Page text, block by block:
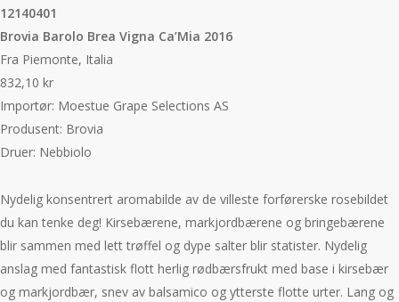
12140401
Brovia Barolo Brea Vigna Ca’Mia 2016
Fra Piemonte, Italia
832,10 kr
Importør: Moestue Grape Selections AS
Produsent: Brovia
Druer: Nebbiolo
Nydelig konsentrert aromabilde av de villeste forførerske rosebildet
du kan tenke deg! Kirsebærene, markjordbærene og bringebærene
blir sammen med lett trøffel og dype salter blir statister. Nydelig
anslag med fantastisk flott herlig rødbærsfrukt med base i kirsebær
og markjordbær, snev av balsamico og ytterste flotte urter. Lang og